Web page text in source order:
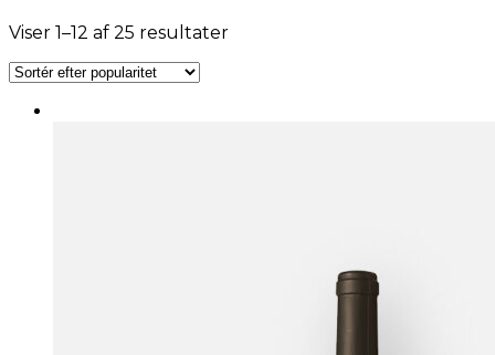
Viser 1–12 af 25 resultaterSorteret